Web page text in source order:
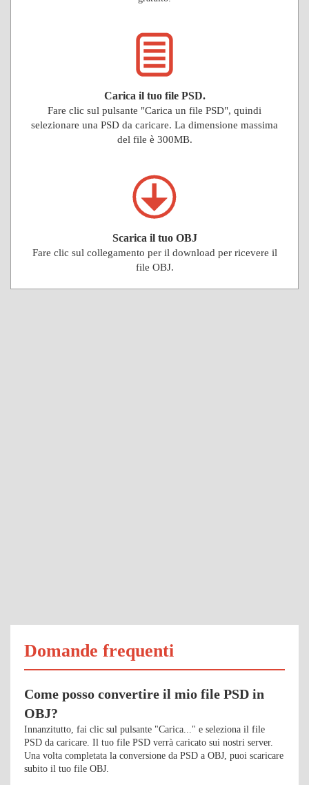
Carica il tuo file PSD.
Fare clic sul pulsante "Carica un file PSD", quindi
selezionare una PSD da caricare. La dimensione massima
del file è 300MB.
Scarica il tuo OBJ
Fare clic sul collegamento per il download per ricevere il
file OBJ.
Domande frequenti
Come posso convertire il mio file PSD in
OBJ?
Innanzitutto, fai clic sul pulsante "Carica..." e seleziona il file
PSD da caricare. Il tuo file PSD verrà caricato sui nostri server.
Una volta completata la conversione da PSD a OBJ, puoi scaricare
subito il tuo file OBJ.